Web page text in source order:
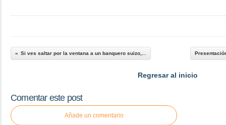
Si ves saltar por la ventana a un banquero suizo,...
Regresar al inicio
Comentar este post
Añade un comentario